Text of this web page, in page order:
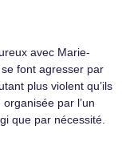
avec Marie-
font agresser par
plus violent qu’ils
par l’un
que par nécessité.